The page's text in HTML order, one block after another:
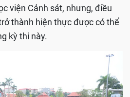
viện Cảnh sát, nhưng, điều
thành hiện thực được có thể
kỳ thi này.